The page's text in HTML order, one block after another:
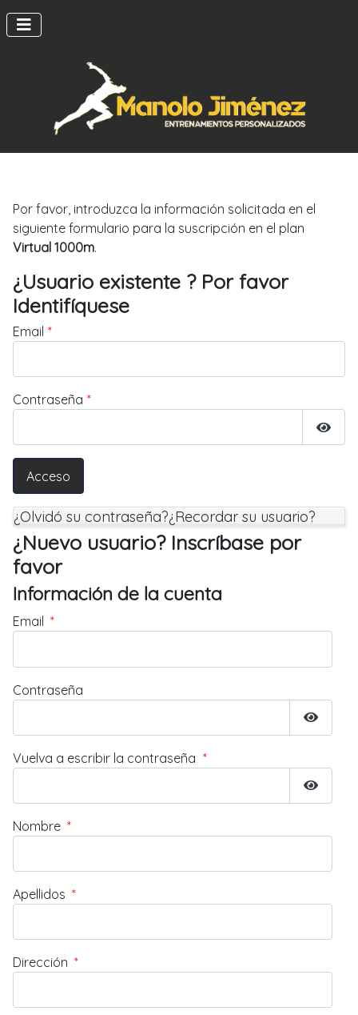
Por favor, introduzca la información solicitada en el
siguiente formulario para la suscripción en el plan
Virtual 1000m.
¿Usuario existente ? Por favor
Identifíquese
Email *
Contraseña *
¿Olvidó su contraseña?¿Recordar su usuario?
¿Nuevo usuario? Inscríbase por
favor
Información de la cuenta
Email *
Contraseña
Vuelva a escribir la contraseña *
Nombre *
Apellidos *
Dirección *